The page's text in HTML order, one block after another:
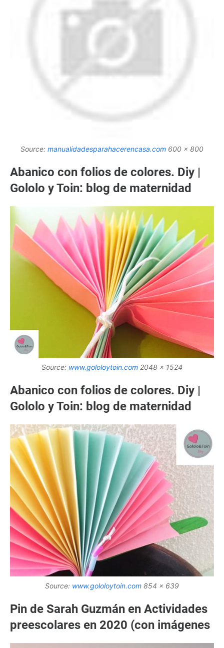
Source: manualidadesparahacerencasa.com 600 x 800
Abanico con folios de colores. Diy |
Gololo y Toin: blog de maternidad
Source: www.gololoytoin.com 2048 x 1524
Abanico con folios de colores. Diy |
Gololo y Toin: blog de maternidad
Source: www.gololoytoin.com 854 x 639
Pin de Sarah Guzmán en Actividades
preescolares en 2020 (con imágenes